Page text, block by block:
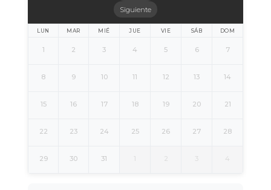
Siguiente
LUN MAR MIÉ JUE VIE SÁB DOM
1 2 3 4 5 6 7
8 9 10 11 12 13 14
15 16 17 18 19 20 21
22 23 24 25 26 27 28
29 30 31 1 2 3 4